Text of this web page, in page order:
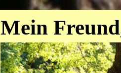
Mein